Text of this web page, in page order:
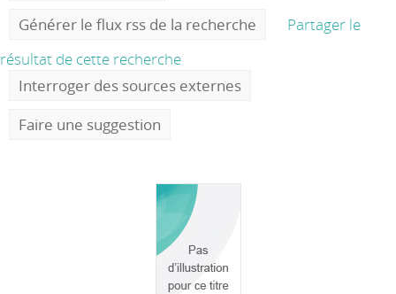
Générer le flux rss de la recherche
Partager le
résultat de cette recherche
Interroger des sources externes
Faire une suggestion